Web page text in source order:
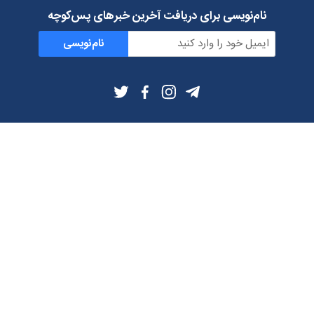
نام‌نویسی برای دریافت آخرین خبرهای پس‌کوچه
نام‌نویسی